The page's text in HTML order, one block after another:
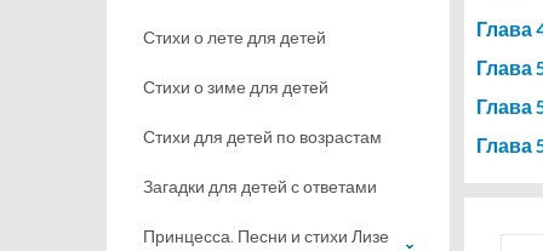
Глава
Глава
Глава
Глава
Стихи о лете для детей
Стихи о зиме для детей
Стихи для детей по возрастам
Загадки для детей с ответами
Принцесса. Песни и стихи Лизе